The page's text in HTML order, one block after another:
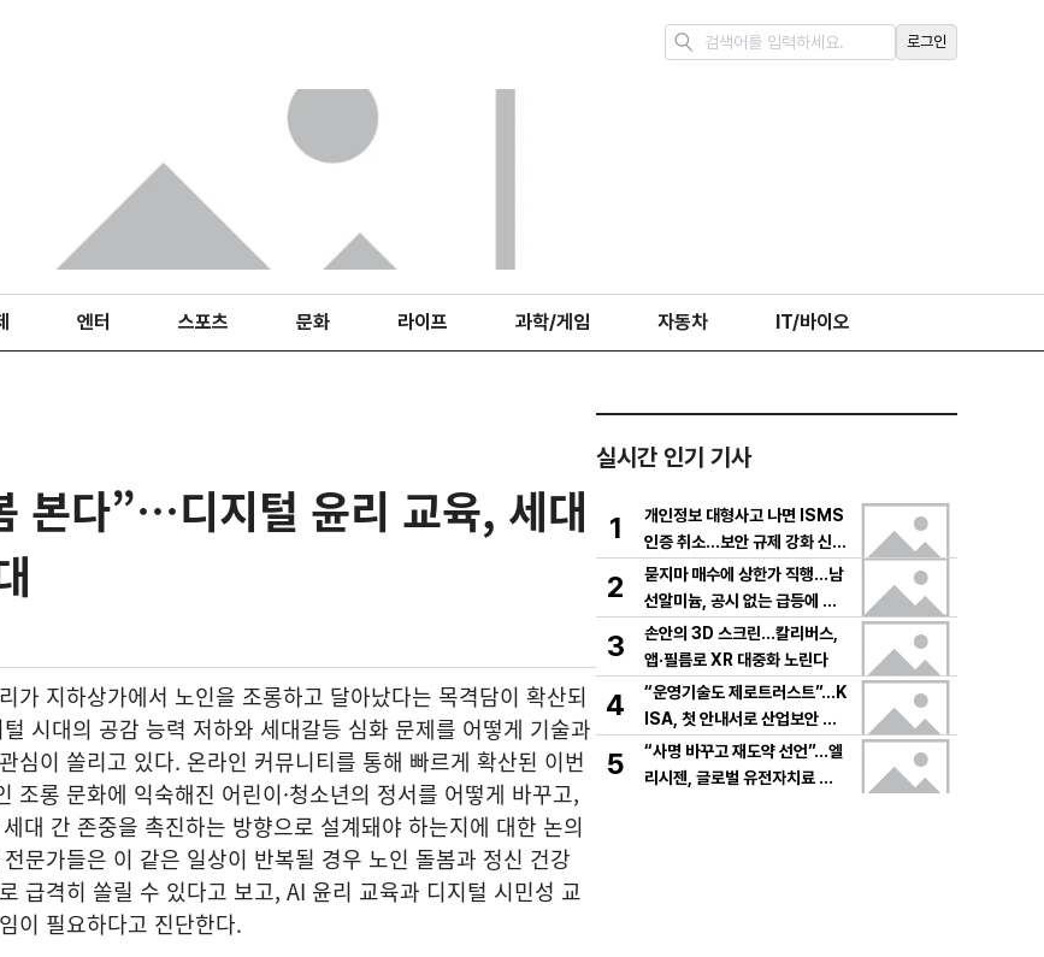
로그인
엔터 스포츠 문화 라이프 과학/게임 자동차 IT/바이오
본다”…디지털 윤리 교육, 세대
가 지하상가에서 노인을 조롱하고 달아났다는 목격담이 확산되
시대의 공감 능력 저하와 세대갈등 심화 문제를 어떻게 기술과
심이 쏠리고 있다. 온라인 커뮤니티를 통해 빠르게 확산된 이번
조롱 문화에 익숙해진 어린이·청소년의 정서를 어떻게 바꾸고,
대 간 존중을 촉진하는 방향으로 설계돼야 하는지에 대한 논의
문가들은 이 같은 일상이 반복될 경우 노인 돌봄과 정신 건강
급격히 쏠릴 수 있다고 보고, AI 윤리 교육과 디지털 시민성 교
이 필요하다고 진단한다.
실시간 인기 기사
1
개인정보 대형사고 나면 ISMS
인증 취소…보안 규제 강화 신호
탄
2
묻지마 매수에 상한가 직행…남
선알미늄, 공시 없는 급등에 변
동성 경고음
3
손안의 3D 스크린…칼리버스,
앱·필름로 XR 대중화 노린다
4
“운영기술도 제로트러스트”…K
ISA, 첫 안내서로 산업보안 재
편
5
“사명 바꾸고 재도약 선언”…엘
리시젠, 글로벌 유전자치료 공